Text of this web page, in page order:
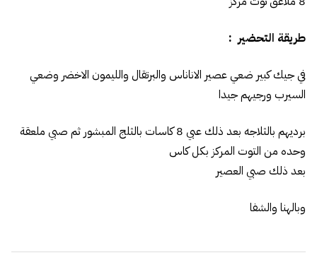
طريقة التحضير :
في جيك كبير ضعي عصير الاناناس والبرتقال والليمون الاخضر وضعي
السيرب ورجيهم جيدا
برديهم بالثلاجه بعد ذلك عبي 8 كاسات بالثلج المبشور ثم صبي ملعقة
وحده من التوت المركز بكل كاس
بعد ذلك صبي العصير
وبالهنا والشفا